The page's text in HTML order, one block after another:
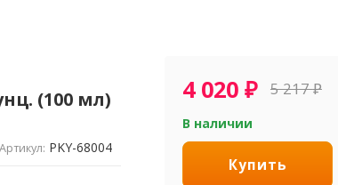
(100 мл)
Артикул: PKY-68004
4 020 ₽ 5 217₽
В наличии
Купить